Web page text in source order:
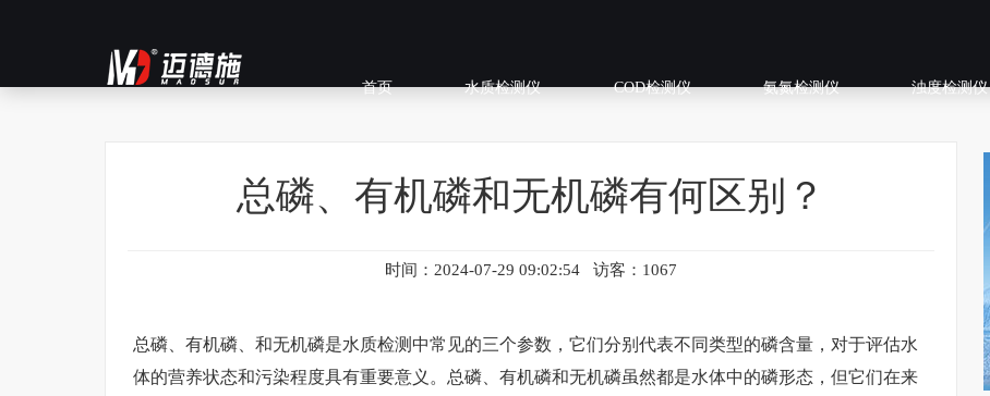
首页 水质检测仪 COD检测仪 氨氮检测仪 浊度检测仪
总磷、有机磷和无机磷有何区别？
时间：2024-07-29 09:02:54 访客：1067
总磷、有机磷、和无机磷是水质检测中常见的三个参数，它们分别代表不同类型的磷含量，对于评估水
体的营养状态和污染程度具有重要意义。总磷、有机磷和无机磷虽然都是水体中的磷形态，但它们在来